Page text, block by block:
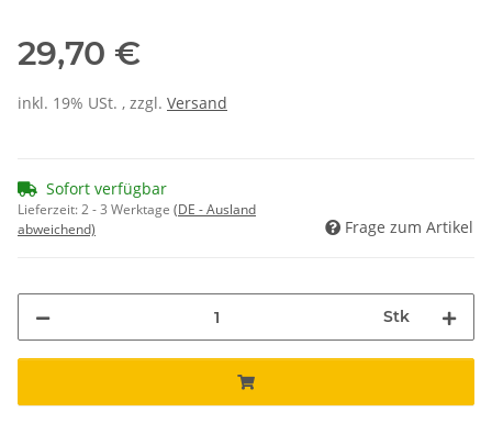
29,70 €
inkl. 19% USt. , zzgl. Versand
Sofort verfügbar
Lieferzeit:2 - 3 Werktage (DE - Ausland
abweichend)
Frage zum Artikel
Stk